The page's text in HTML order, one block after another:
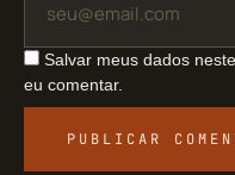
Salvar meus dados
eu comentar.